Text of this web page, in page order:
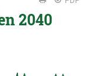
2040